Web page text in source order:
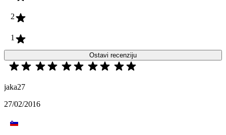
2
1
Ostavi recenziju
jaka27
27/02/2016